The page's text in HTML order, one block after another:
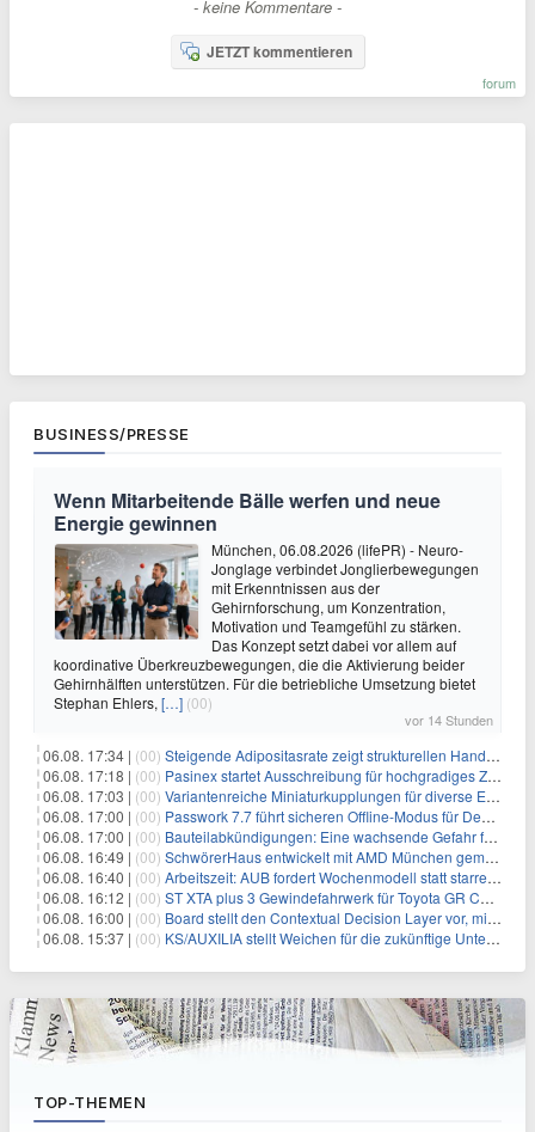
- keine Kommentare -
JETZT kommentieren
forum
BUSINESS/PRESSE
Wenn Mitarbeitende Bälle werfen und neue
Energie gewinnen
München, 06.08.2026 (lifePR) - Neuro-
Jonglage verbindet Jonglierbewegungen
mit Erkenntnissen aus der
Gehirnforschung, um Konzentration,
Motivation und Teamgefühl zu stärken.
Das Konzept setzt dabei vor allem auf
koordinative Überkreuzbewegungen, die die Aktivierung beider
Gehirnhälften unterstützen. Für die betriebliche Umsetzung bietet
Stephan Ehlers, […] (00)
vor 14 Stunden
06.08. 17:34 | (00) Steigende Adipositasrate zeigt strukturellen Handlungsbedarf bei der Ernährung schulpflichtiger Kinder
06.08. 17:18 | (00) Pasinex startet Ausschreibung für hochgradiges Zinksulfidkonzentrat mit Germanium- und Silbergehalten und stellt ein Betriebsupdate bereit
06.08. 17:03 | (00) Variantenreiche Miniaturkupplungen für diverse Einsatzbereiche
06.08. 17:00 | (00) Passwork 7.7 führt sicheren Offline-Modus für Desktop- und Mobile-Apps ein
06.08. 17:00 | (00) Bauteilabkündigungen: Eine wachsende Gefahr für industrielle Elektroniksysteme
06.08. 16:49 | (00) SchwörerHaus entwickelt mit AMD München gemeinsam Tiny-Living-Konzepte und erhalten dafür den New Living Award
06.08. 16:40 | (00) Arbeitszeit: AUB fordert Wochenmodell statt starrer Tagesgrenze
06.08. 16:12 | (00) ST XTA plus 3 Gewindefahrwerk für Toyota GR Corolla entwickelt: Erstklassige Straßenlage in jeder Situation
06.08. 16:00 | (00) Board stellt den Contextual Decision Layer vor, mit dem Unternehmensdaten und KI-Investitionen in intelligentere Geschäftsentscheidungen umgesetzt wer
06.08. 15:37 | (00) KS/AUXILIA stellt Weichen für die zukünftige Unternehmensführung
TOP-THEMEN